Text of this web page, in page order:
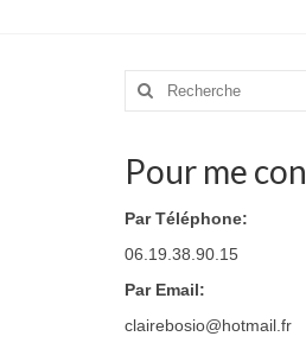
Rechercher
Pour me
Par Téléphone:
06.19.38.90.15
Par Email:
clairebosio@hotmail.fr